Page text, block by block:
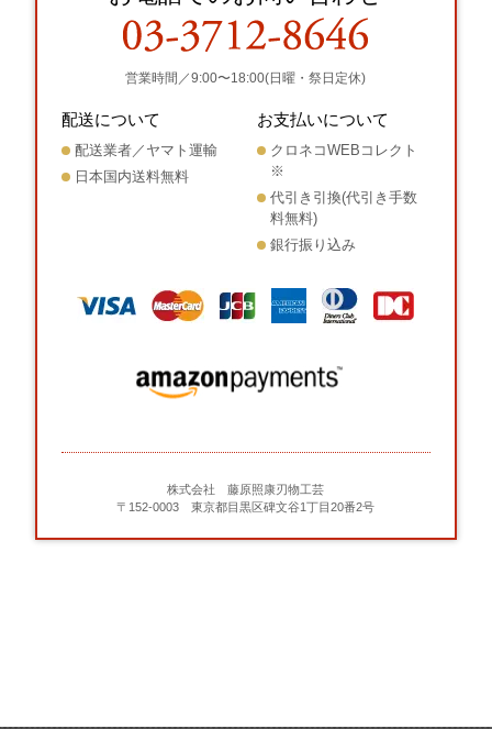
営業時間／9:00〜18:00(日曜・祭日定休)
配送について
配送業者／ヤマト運輸
日本国内送料無料
お支払いについて
クロネコWEBコレクト
※
代引き引換(代引き手数
料無料)
銀行振り込み
株式会社 藤原照康刃物工芸
〒152-0003 東京都目黒区碑文谷1丁目20番2号